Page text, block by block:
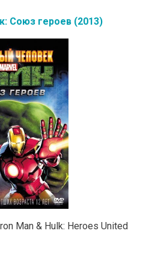
Союз героев (2013)
Man & Hulk: Heroes United